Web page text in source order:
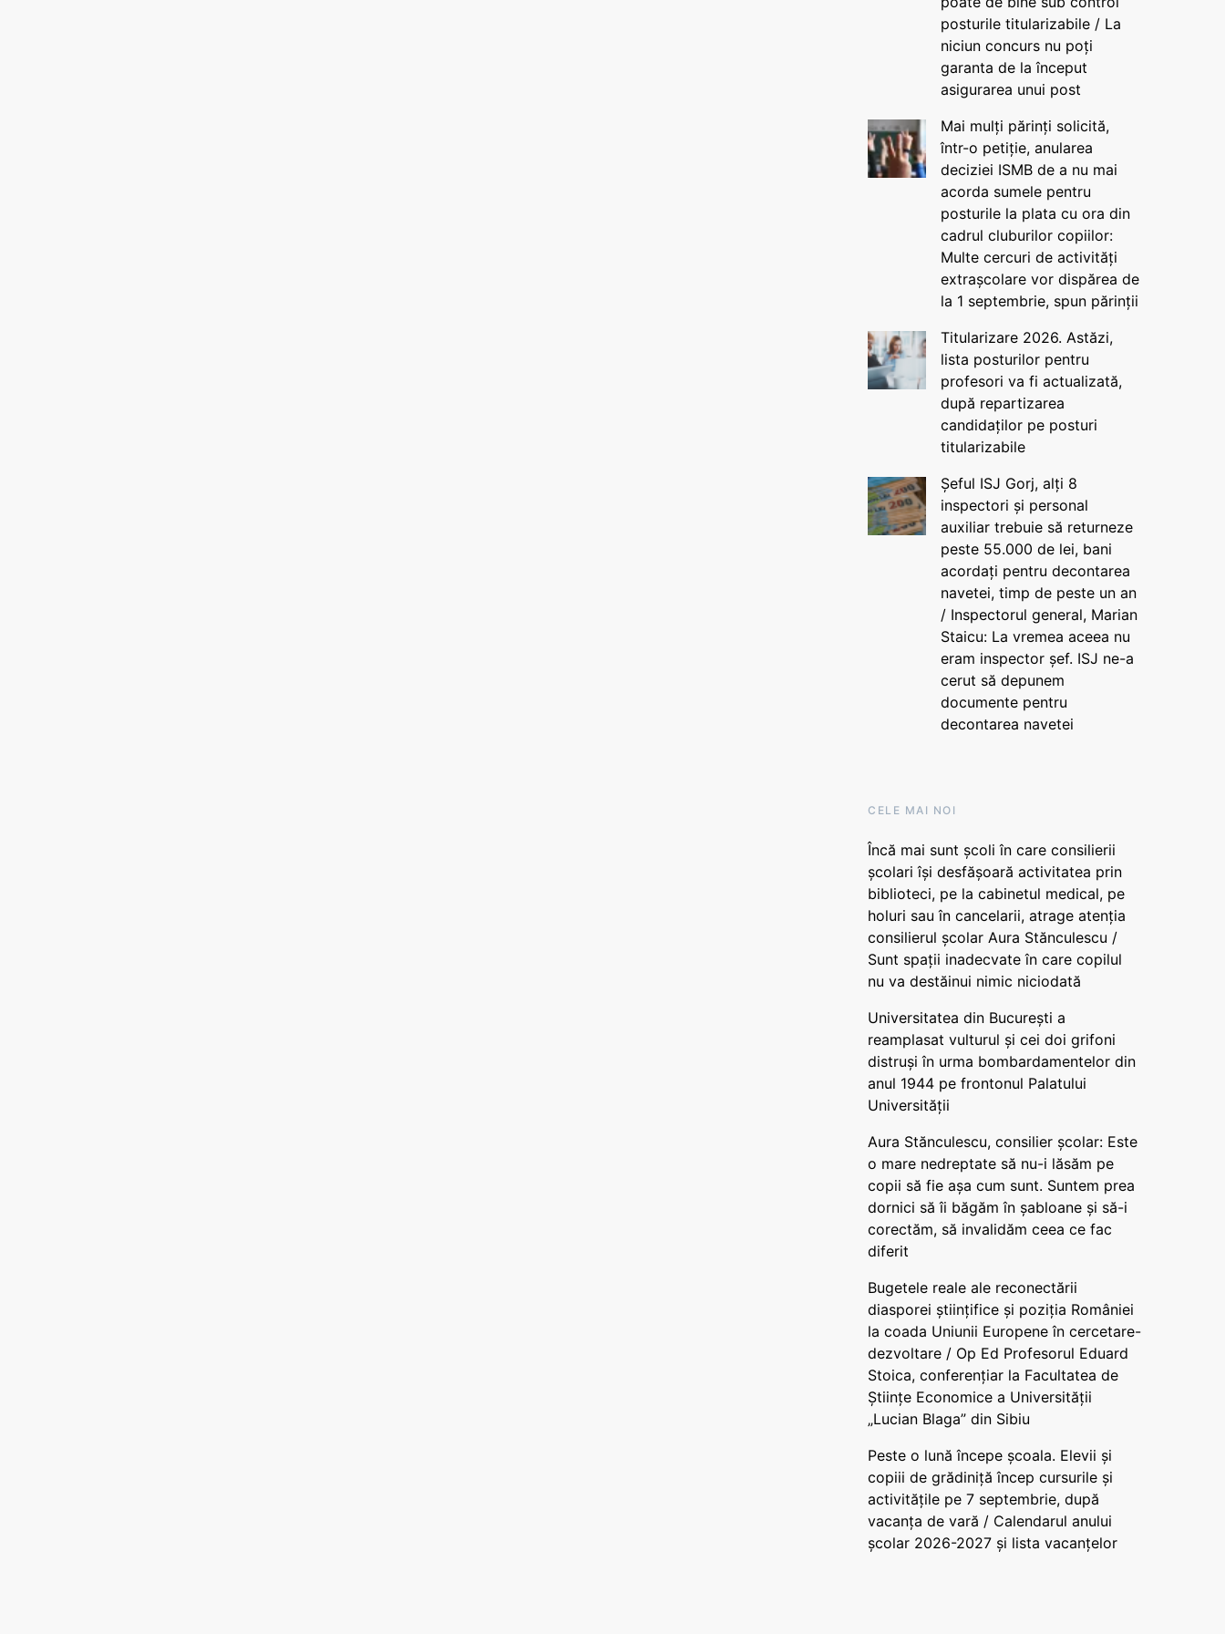
posturile titularizabile / La
niciun concurs nu poți
garanta de la început
asigurarea unui post
Mai mulți părinți solicită,
într-o petiție, anularea
deciziei ISMB de a nu mai
acorda sumele pentru
posturile la plata cu ora din
cadrul cluburilor copiilor:
Multe cercuri de activități
extrașcolare vor dispărea de
la 1 septembrie, spun părinții
Titularizare 2026. Astăzi,
lista posturilor pentru
profesori va fi actualizată,
după repartizarea
candidaților pe posturi
titularizabile
Șeful ISJ Gorj, alți 8
inspectori și personal
auxiliar trebuie să returneze
peste 55.000 de lei, bani
acordați pentru decontarea
navetei, timp de peste un an
/ Inspectorul general, Marian
Staicu: La vremea aceea nu
eram inspector șef. ISJ ne-a
cerut să depunem
documente pentru
decontarea navetei
CELE MAI NOI
Încă mai sunt școli în care consilierii
școlari își desfășoară activitatea prin
biblioteci, pe la cabinetul medical, pe
holuri sau în cancelarii, atrage atenția
consilierul școlar Aura Stănculescu /
Sunt spații inadecvate în care copilul
nu va destăinui nimic niciodată
Universitatea din București a
reamplasat vulturul și cei doi grifoni
distruși în urma bombardamentelor din
anul 1944 pe frontonul Palatului
Universității
Aura Stănculescu, consilier școlar: Este
o mare nedreptate să nu-i lăsăm pe
copii să fie așa cum sunt. Suntem prea
dornici să îi băgăm în șabloane și să-i
corectăm, să invalidăm ceea ce fac
diferit
Bugetele reale ale reconectării
diasporei științifice și poziția României
la coada Uniunii Europene în cercetare-
dezvoltare / Op Ed Profesorul Eduard
Stoica, conferențiar la Facultatea de
Științe Economice a Universității
„Lucian Blaga” din Sibiu
Peste o lună începe școala. Elevii și
copiii de grădiniță încep cursurile și
activitățile pe 7 septembrie, după
vacanța de vară / Calendarul anului
școlar 2026-2027 și lista vacanțelor